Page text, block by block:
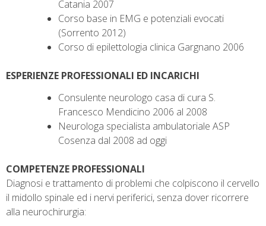
Catania 2007
Corso base in EMG e potenziali evocati
(Sorrento 2012)
Corso di epilettologia clinica Gargnano 2006
ESPERIENZE PROFESSIONALI ED INCARICHI
Consulente neurologo casa di cura S.
Francesco Mendicino 2006 al 2008
Neurologa specialista ambulatoriale ASP
Cosenza dal 2008 ad oggi
COMPETENZE PROFESSIONALI
Diagnosi e trattamento di problemi che colpiscono il cervello
il midollo spinale ed i nervi periferici, senza dover ricorrere
alla neurochirurgia: